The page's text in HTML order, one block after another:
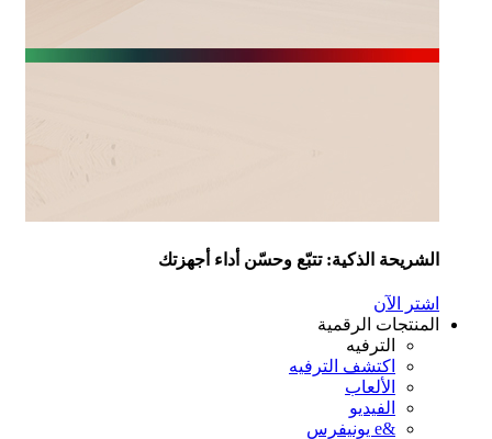
الذكية: تتبّع وحسّن أداء أجهزتك
الرقمية
الترفيه
اكتشف الترفيه
الألعاب